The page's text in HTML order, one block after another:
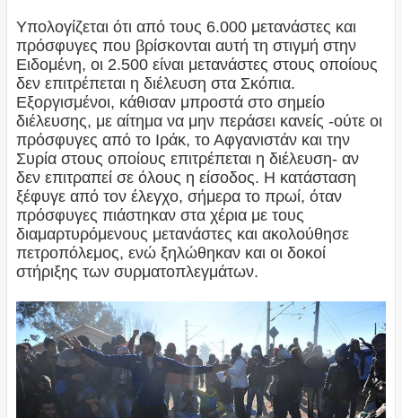
Υπολογίζεται ότι από τους 6.000 μετανάστες και
πρόσφυγες που βρίσκονται αυτή τη στιγμή στην
Ειδομένη, οι 2.500 είναι μετανάστες στους οποίους
δεν επιτρέπεται η διέλευση στα Σκόπια.
Εξοργισμένοι, κάθισαν μπροστά στο σημείο
διέλευσης, με αίτημα να μην περάσει κανείς -ούτε οι
πρόσφυγες από το Ιράκ, το Αφγανιστάν και την
Συρία στους οποίους επιτρέπεται η διέλευση- αν
δεν επιτραπεί σε όλους η είσοδος. Η κατάσταση
ξέφυγε από τον έλεγχο, σήμερα το πρωί, όταν
πρόσφυγες πιάστηκαν στα χέρια με τους
διαμαρτυρόμενους μετανάστες και ακολούθησε
πετροπόλεμος, ενώ ξηλώθηκαν και οι δοκοί
στήριξης των συρματοπλεγμάτων.